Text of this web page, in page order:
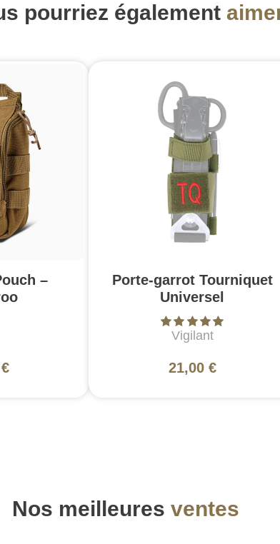
pourriez également
–
Porte-garrot Tourniquet
Universel
Vigilant
21,00 €
Nos meilleures ventes